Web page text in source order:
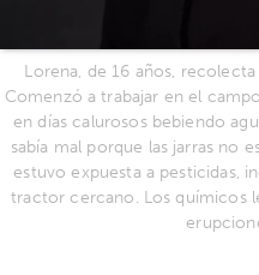
Lorena, de 16 años,
Comenzó a trabajar en el
en días calurosos bebiendo
sabía mal porque las jarras no
estuvo expuesta a pesticidas,
tractor cercano. Los químicos